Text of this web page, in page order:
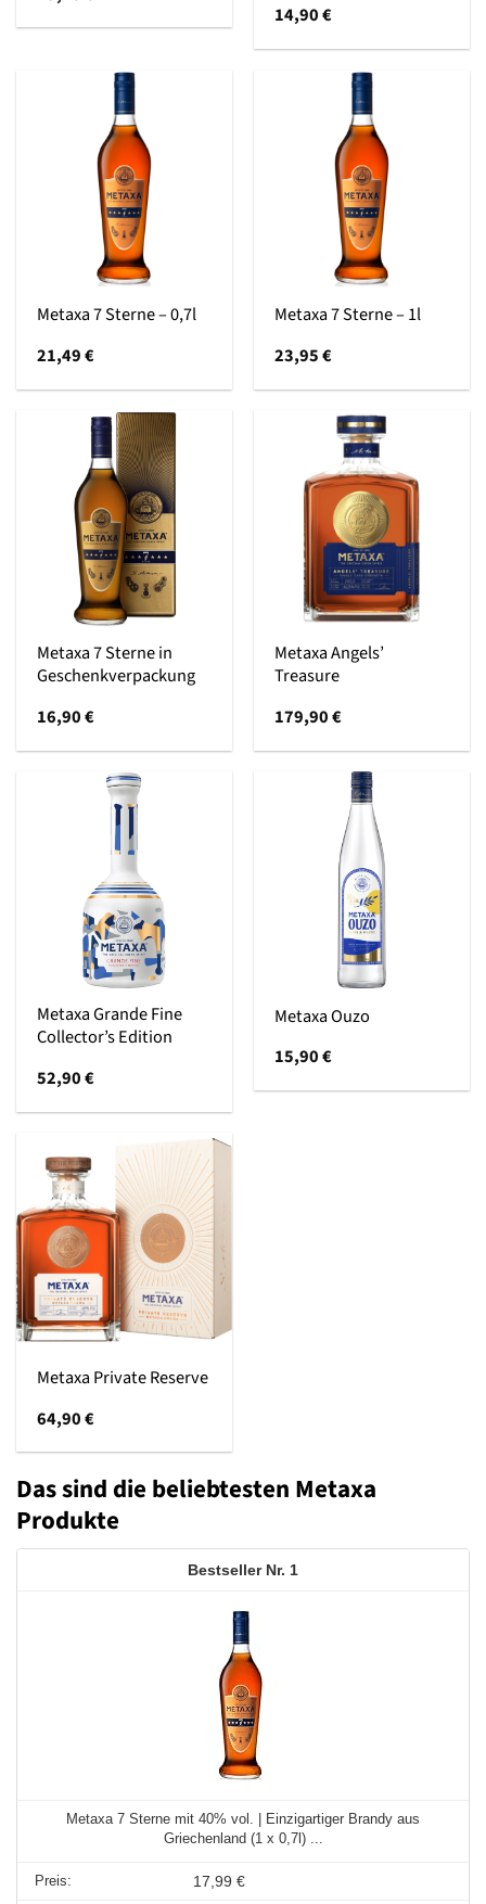
14,90€
Metaxa 7 Sterne – 0,7l
21,49€
Metaxa 7 Sterne – 1l
23,95€
Metaxa 7 Sterne in
Geschenkverpackung
16,90€
Metaxa Angels’
Treasure
179,90€
Metaxa Grande Fine
Collector’s Edition
52,90€
Metaxa Ouzo
15,90€
Metaxa Private Reserve
64,90€
Das sind die beliebtesten Metaxa
Produkte
1
Metaxa 7 Sterne mit 40% vol. | Einzigartiger Brandy aus
Griechenland (1 x 0,7l) ...
17,99 €